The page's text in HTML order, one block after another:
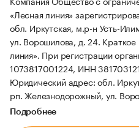
«Лесная линия»
обл. Иркутская, м.р-н Усть-
ул. Ворошилова, д. 24.
линия». При регистрации
1073817001224, ИНН
Юридический адрес: обл.
рп. Железнодорожный, ул.
Подробнее